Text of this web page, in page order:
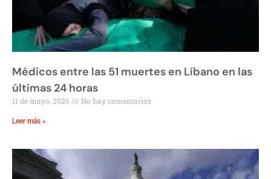
Médicos entre las 51 muertes en Líbano en las
últimas 24 horas
11 de mayo, 2026 No hay comentarios
Leer más »